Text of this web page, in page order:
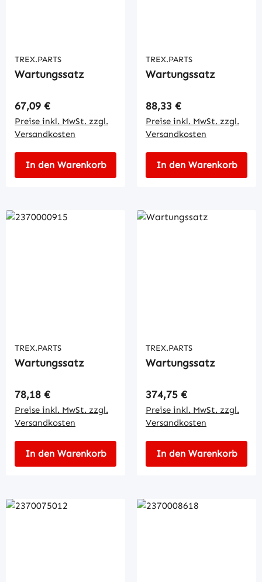
TREX.PARTS
Wartungssatz
Regulärer Preis:
67,09 €
Preise inkl. MwSt. zzgl.
Versandkosten
In den Warenkorb
TREX.PARTS
Wartungssatz
Regulärer Preis:
88,33 €
Preise inkl. MwSt. zzgl.
Versandkosten
In den Warenkorb
TREX.PARTS
Wartungssatz
Regulärer Preis:
78,18 €
Preise inkl. MwSt. zzgl.
Versandkosten
In den Warenkorb
TREX.PARTS
Wartungssatz
Regulärer Preis:
374,75 €
Preise inkl. MwSt. zzgl.
Versandkosten
In den Warenkorb